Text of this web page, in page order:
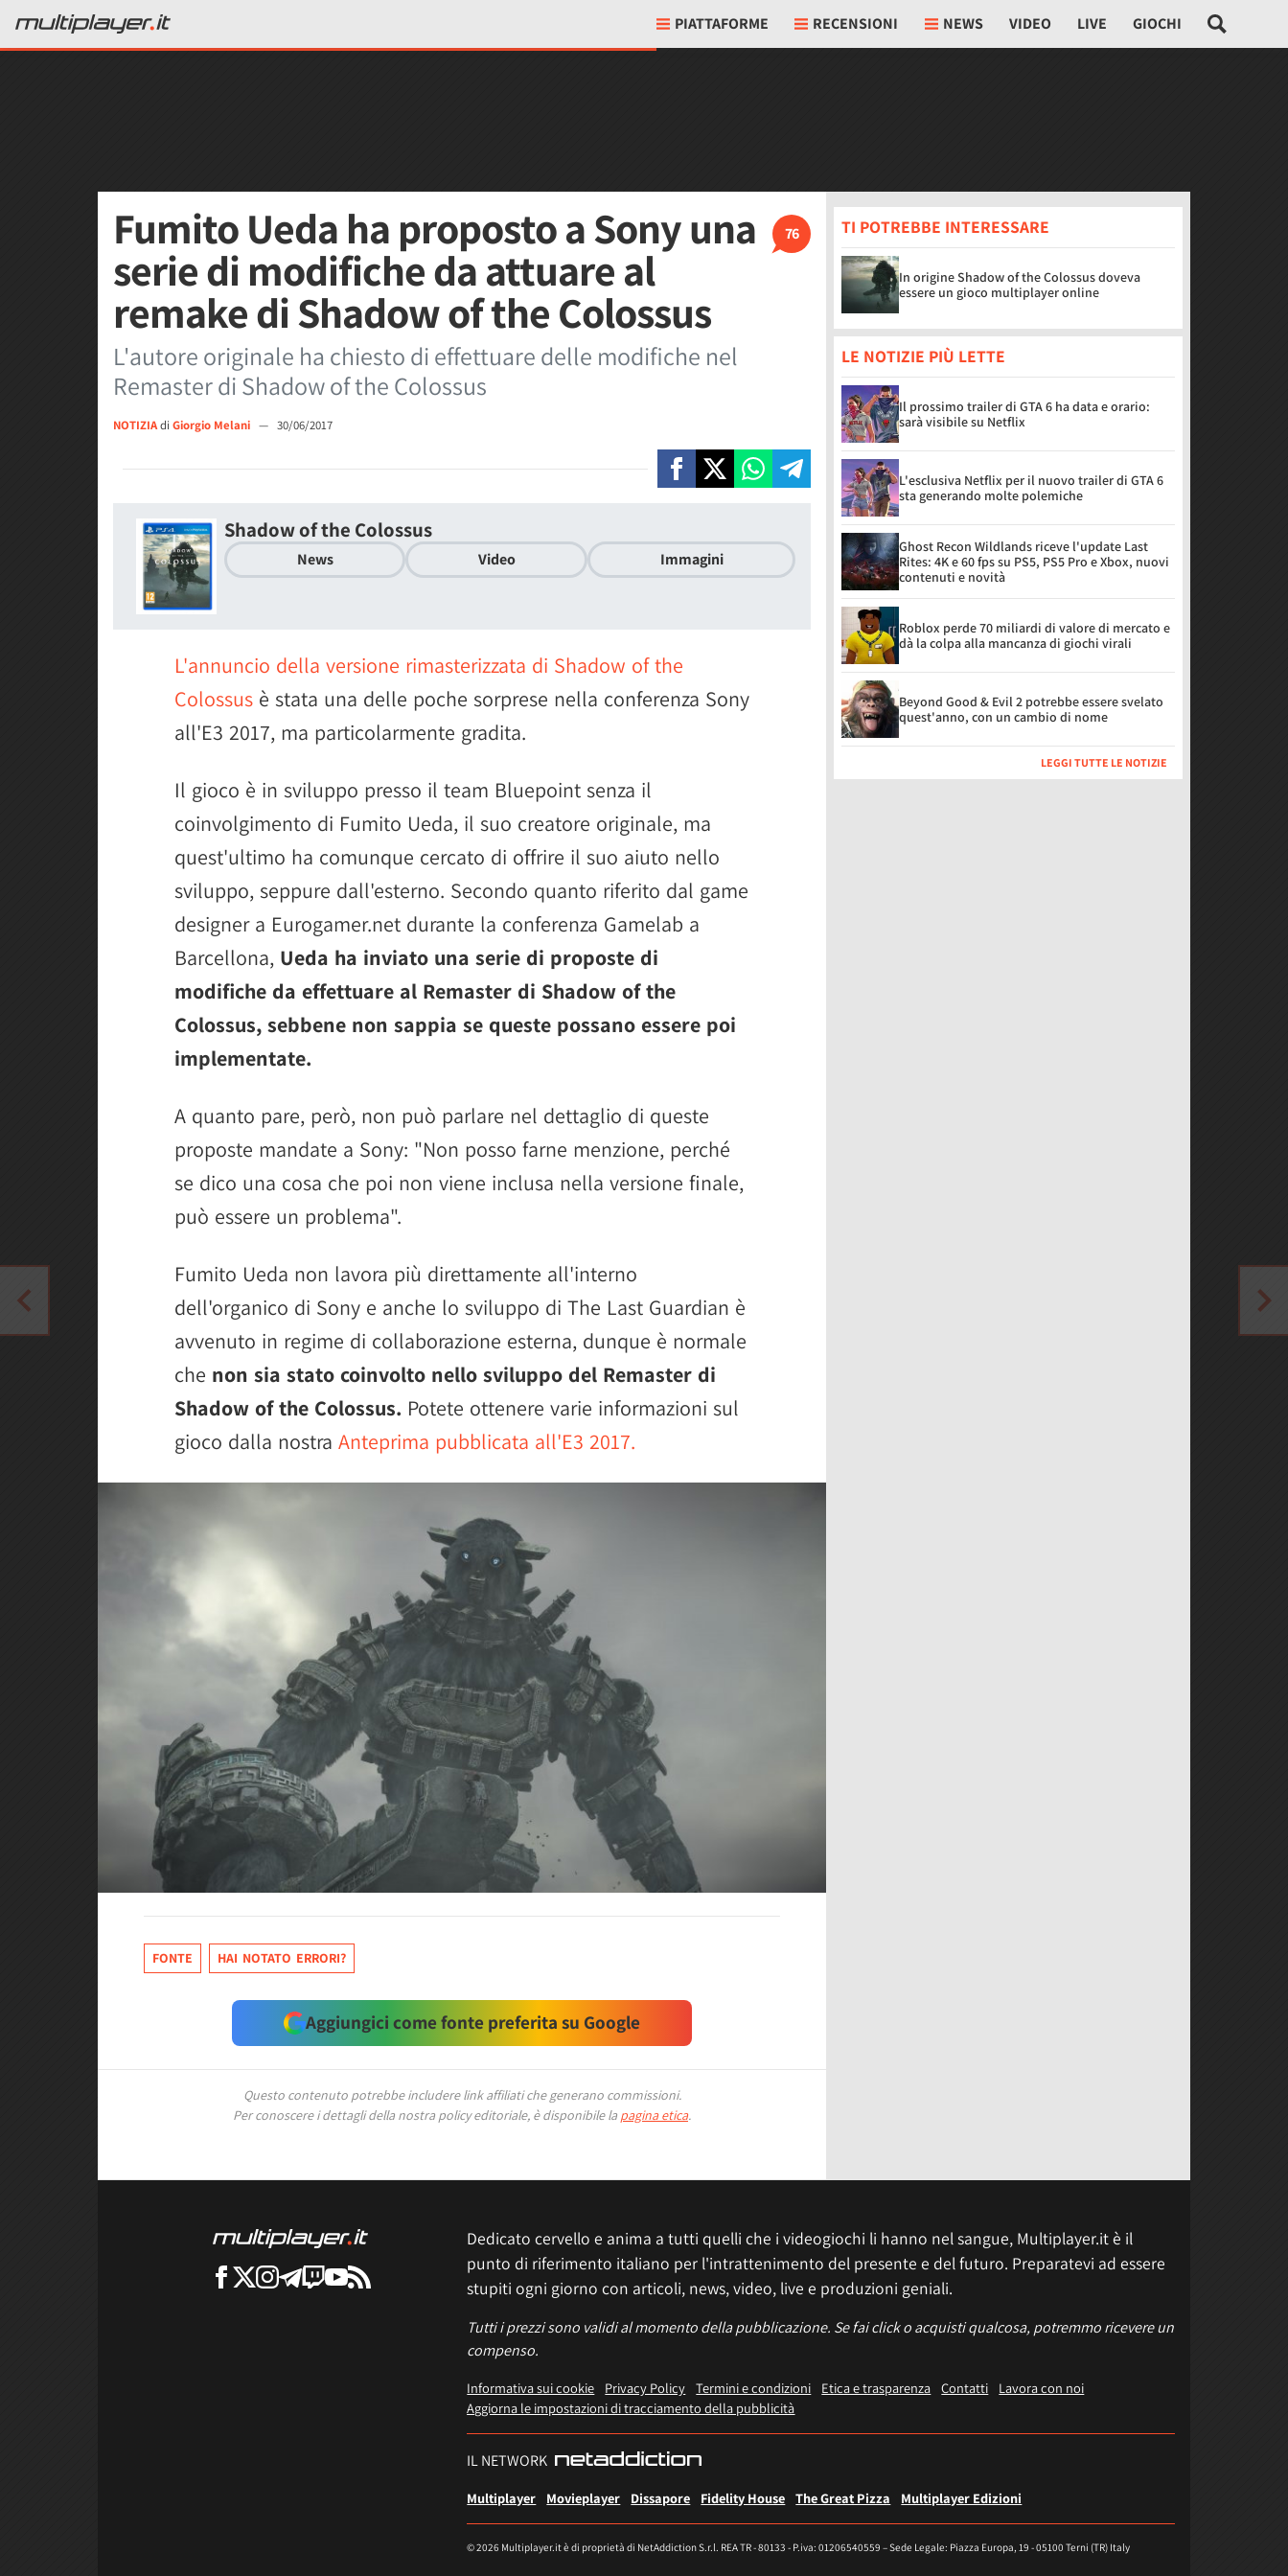
PIATTAFORME RECENSIONI NEWS VIDEO LIVE GIOCHI
76
Fumito Ueda ha proposto a Sony una
serie di modifiche da attuare al
remake di Shadow of the Colossus
L'autore originale ha chiesto di effettuare delle modifiche nel
Remaster di Shadow of the Colossus
NOTIZIAdi Giorgio Melani — 30/06/2017
Shadow of the Colossus
News Video Immagini
L'annuncio della versione rimasterizzata di Shadow of the
Colossus è stata una delle poche sorprese nella conferenza Sony
all'E3 2017, ma particolarmente gradita.
Il gioco è in sviluppo presso il team Bluepoint senza il
coinvolgimento di Fumito Ueda, il suo creatore originale, ma
quest'ultimo ha comunque cercato di offrire il suo aiuto nello
sviluppo, seppure dall'esterno. Secondo quanto riferito dal game
designer a Eurogamer.net durante la conferenza Gamelab a
Barcellona, Ueda ha inviato una serie di proposte di
modifiche da effettuare al Remaster di Shadow of the
Colossus, sebbene non sappia se queste possano essere poi
implementate.
A quanto pare, però, non può parlare nel dettaglio di queste
proposte mandate a Sony: "Non posso farne menzione, perché
se dico una cosa che poi non viene inclusa nella versione finale,
può essere un problema".
Fumito Ueda non lavora più direttamente all'interno
dell'organico di Sony e anche lo sviluppo di The Last Guardian è
avvenuto in regime di collaborazione esterna, dunque è normale
che non sia stato coinvolto nello sviluppo del Remaster di
Shadow of the Colossus. Potete ottenere varie informazioni sul
gioco dalla nostra Anteprima pubblicata all'E3 2017.
FONTE HAI NOTATO ERRORI?
Aggiungici come fonte preferita su Google
Questo contenuto potrebbe includere link affiliati che generano commissioni.
Per conoscere i dettagli della nostra policy editoriale, è disponibile la pagina etica.
TI POTREBBE INTERESSARE
In origine Shadow of the Colossus doveva
essere un gioco multiplayer online
LE NOTIZIE PIÙ LETTE
Il prossimo trailer di GTA 6 ha data e orario:
sarà visibile su Netflix
L'esclusiva Netflix per il nuovo trailer di GTA 6
sta generando molte polemiche
Ghost Recon Wildlands riceve l'update Last
Rites: 4K e 60 fps su PS5, PS5 Pro e Xbox, nuovi
contenuti e novità
Roblox perde 70 miliardi di valore di mercato e
dà la colpa alla mancanza di giochi virali
Beyond Good & Evil 2 potrebbe essere svelato
quest'anno, con un cambio di nome
LEGGI TUTTE LE NOTIZIE
Dedicato cervello e anima a tutti quelli che i videogiochi li hanno nel sangue, Multiplayer.it è il
punto di riferimento italiano per l'intrattenimento del presente e del futuro. Preparatevi ad essere
stupiti ogni giorno con articoli, news, video, live e produzioni geniali.
Tutti i prezzi sono validi al momento della pubblicazione. Se fai click o acquisti qualcosa, potremmo ricevere un
compenso.
Informativa sui cookie Privacy Policy Termini e condizioni Etica e trasparenza Contatti
Lavora con noi
Aggiorna le impostazioni di tracciamento della pubblicità
IL NETWORK
Multiplayer Movieplayer Dissapore Fidelity House The Great Pizza Multiplayer Edizioni
© 2026 Multiplayer.it è di proprietà di NetAddiction S.r.l. REA TR - 80133 - P.iva: 01206540559 – Sede Legale: Piazza Europa, 19 - 05100 Terni (TR) Italy